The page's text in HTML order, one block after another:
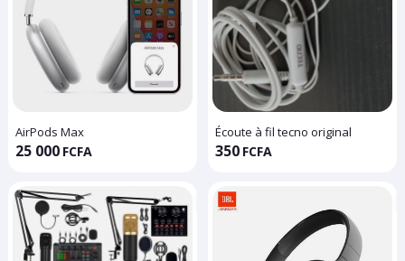
AirPods Max
25 000 FCFA
Écoute à fil tecno original
350 FCFA